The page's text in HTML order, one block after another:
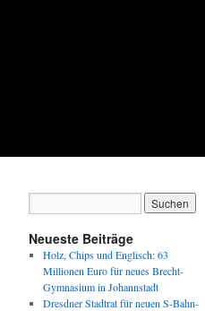
Neueste Beiträge
Holz, Chips und Englisch: 63
Millionen Euro für neues Brecht-
Gymnasium in Johannstadt
Dresdner Stadtrat für neuen S-Bahn-